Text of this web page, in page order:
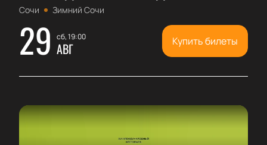
Сочи Зимний Сочи
29 сб, 19:00
АВГ Купить билеты